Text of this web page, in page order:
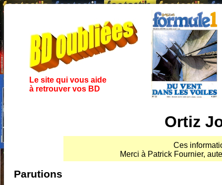
Le site qui vous aide
à retrouver vos BD
Ortiz
Ces
Merci à Patrick Fournier,
Parutions